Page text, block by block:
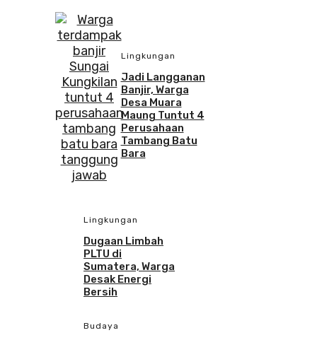
Lingkungan
Jadi Langganan
Banjir, Warga
Desa Muara
Maung Tuntut 4
Perusahaan
Tambang Batu
Bara
Lingkungan
Dugaan Limbah
PLTU di
Sumatera, Warga
Desak Energi
Bersih
Budaya